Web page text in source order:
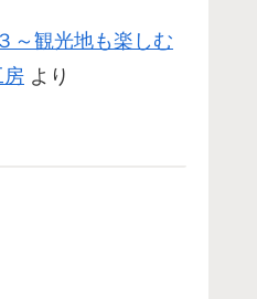
～観光地も楽しむ
房 より